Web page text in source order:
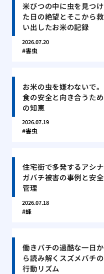
米びつの中に虫を見つけ
た日の絶望とそこから救
い出したお米の記録
2026.07.20
害虫
お米の虫を嫌わないで。
食の安全と向き合うため
の知恵
2026.07.19
害虫
住宅街で多発するアシナ
ガバチ被害の事例と安全
管理
2026.07.18
蜂
働きバチの過酷な一日か
ら読み解くスズメバチの
行動リズム